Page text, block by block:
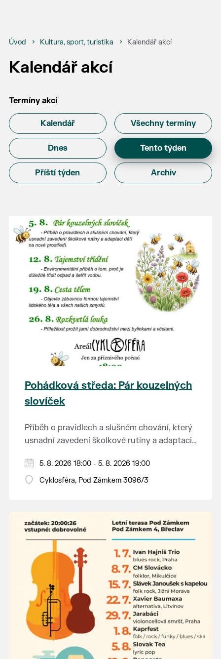
Úvod Kultura, sport, turistika Kalendář akcí
Kalendář akcí
Termíny akcí
Kalendář Všechny termíny
Dnes Tento týden
Příští týden Archiv
Pohádková středa: Pár kouzelných
slovíček
Příběh o pravidlech a slušném chování, který
usnadní zavedení školkové rutiny a adaptaci
Hraje se jen za příznivého počasí.
Vstupné dobrovolné.
5. 8. 2026 18:00 - 5. 8. 2026 19:00
Cyklosféra, Pod Zámkem 3096/3